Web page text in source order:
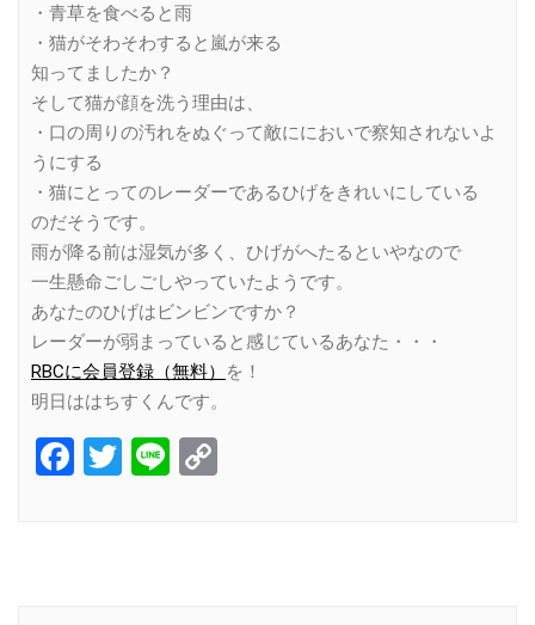
・青草を食べると雨
・猫がそわそわすると嵐が来る
知ってましたか？
そして猫が顔を洗う理由は、
・口の周りの汚れをぬぐって敵ににおいで察知されないよ
うにする
・猫にとってのレーダーであるひげをきれいにしている
のだそうです。
雨が降る前は湿気が多く、ひげがへたるといやなので
一生懸命ごしごしやっていたようです。
あなたのひげはビンビンですか？
レーダーが弱まっていると感じているあなた・・・
RBCに会員登録（無料）
を！
明日ははちすくんです。
Facebook
Twitter
Line